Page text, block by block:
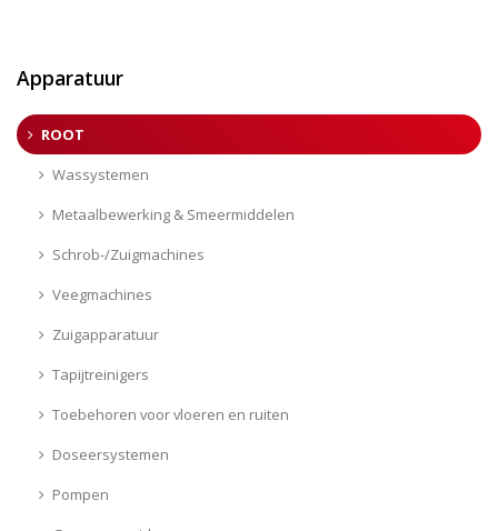
Apparatuur
ROOT
Wassystemen
Metaalbewerking & Smeermiddelen
Schrob-/Zuigmachines
Veegmachines
Zuigapparatuur
Tapijtreinigers
Toebehoren voor vloeren en ruiten
Doseersystemen
Pompen